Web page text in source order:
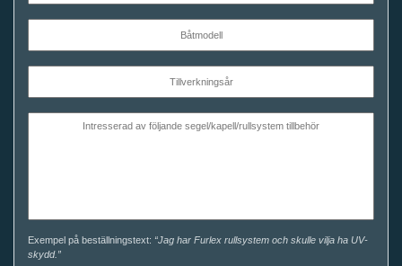
Exempel på beställningstext: “Jag har Furlex rullsystem och skulle vilja ha UV-
skydd.”